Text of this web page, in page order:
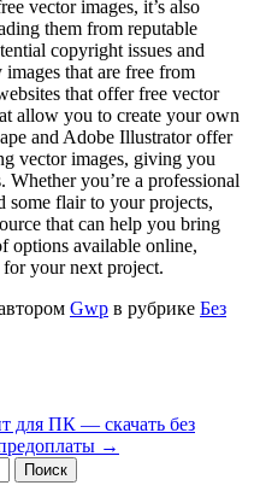
vector images, it’s also
them from reputable
copyright issues and
that are free from
that offer free vector
allow you to create your own
and Adobe Illustrator offer
vector images, giving you
you’re a professional
some flair to your projects,
that can help you bring
options available online,
for your next project.
Gwp в рубрике Без
для ПК — скачать без
→